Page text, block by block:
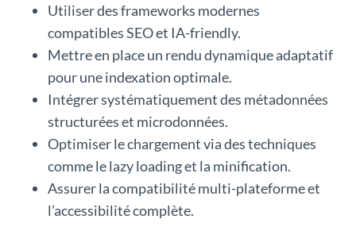
Utiliser des frameworks modernes
compatibles SEO et IA-friendly.
Mettre en place un rendu dynamique adaptatif
pour une indexation optimale.
Intégrer systématiquement des métadonnées
structurées et microdonnées.
Optimiser le chargement via des techniques
comme le lazy loading et la minification.
Assurer la compatibilité multi-plateforme et
l’accessibilité complète.